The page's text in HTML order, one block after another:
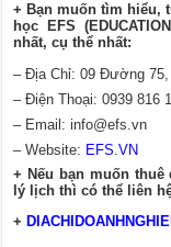
+ Bạn muốn tìm hiểu,
học EFS
nhất, cụ thể nhất:
– Địa Chỉ: 09 Đường 75,
– Điện Thoại: 0939 816
– Email:info@efs.vn
– Website: EFS.VN
+ Nếu bạn muốn
lý lịch thì có thể liên
+